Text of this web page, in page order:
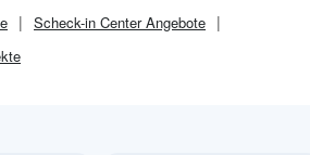
Scheck-in CenterAngebote